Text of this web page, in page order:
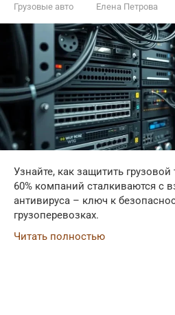
Грузовые авто Елена Петрова
Узнайте, как защитить грузовой
60% компаний сталкиваются с
антивируса – ключ к
грузоперевозках.
Читать полностью